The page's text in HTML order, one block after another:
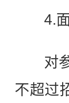
4.面
对参
不超过